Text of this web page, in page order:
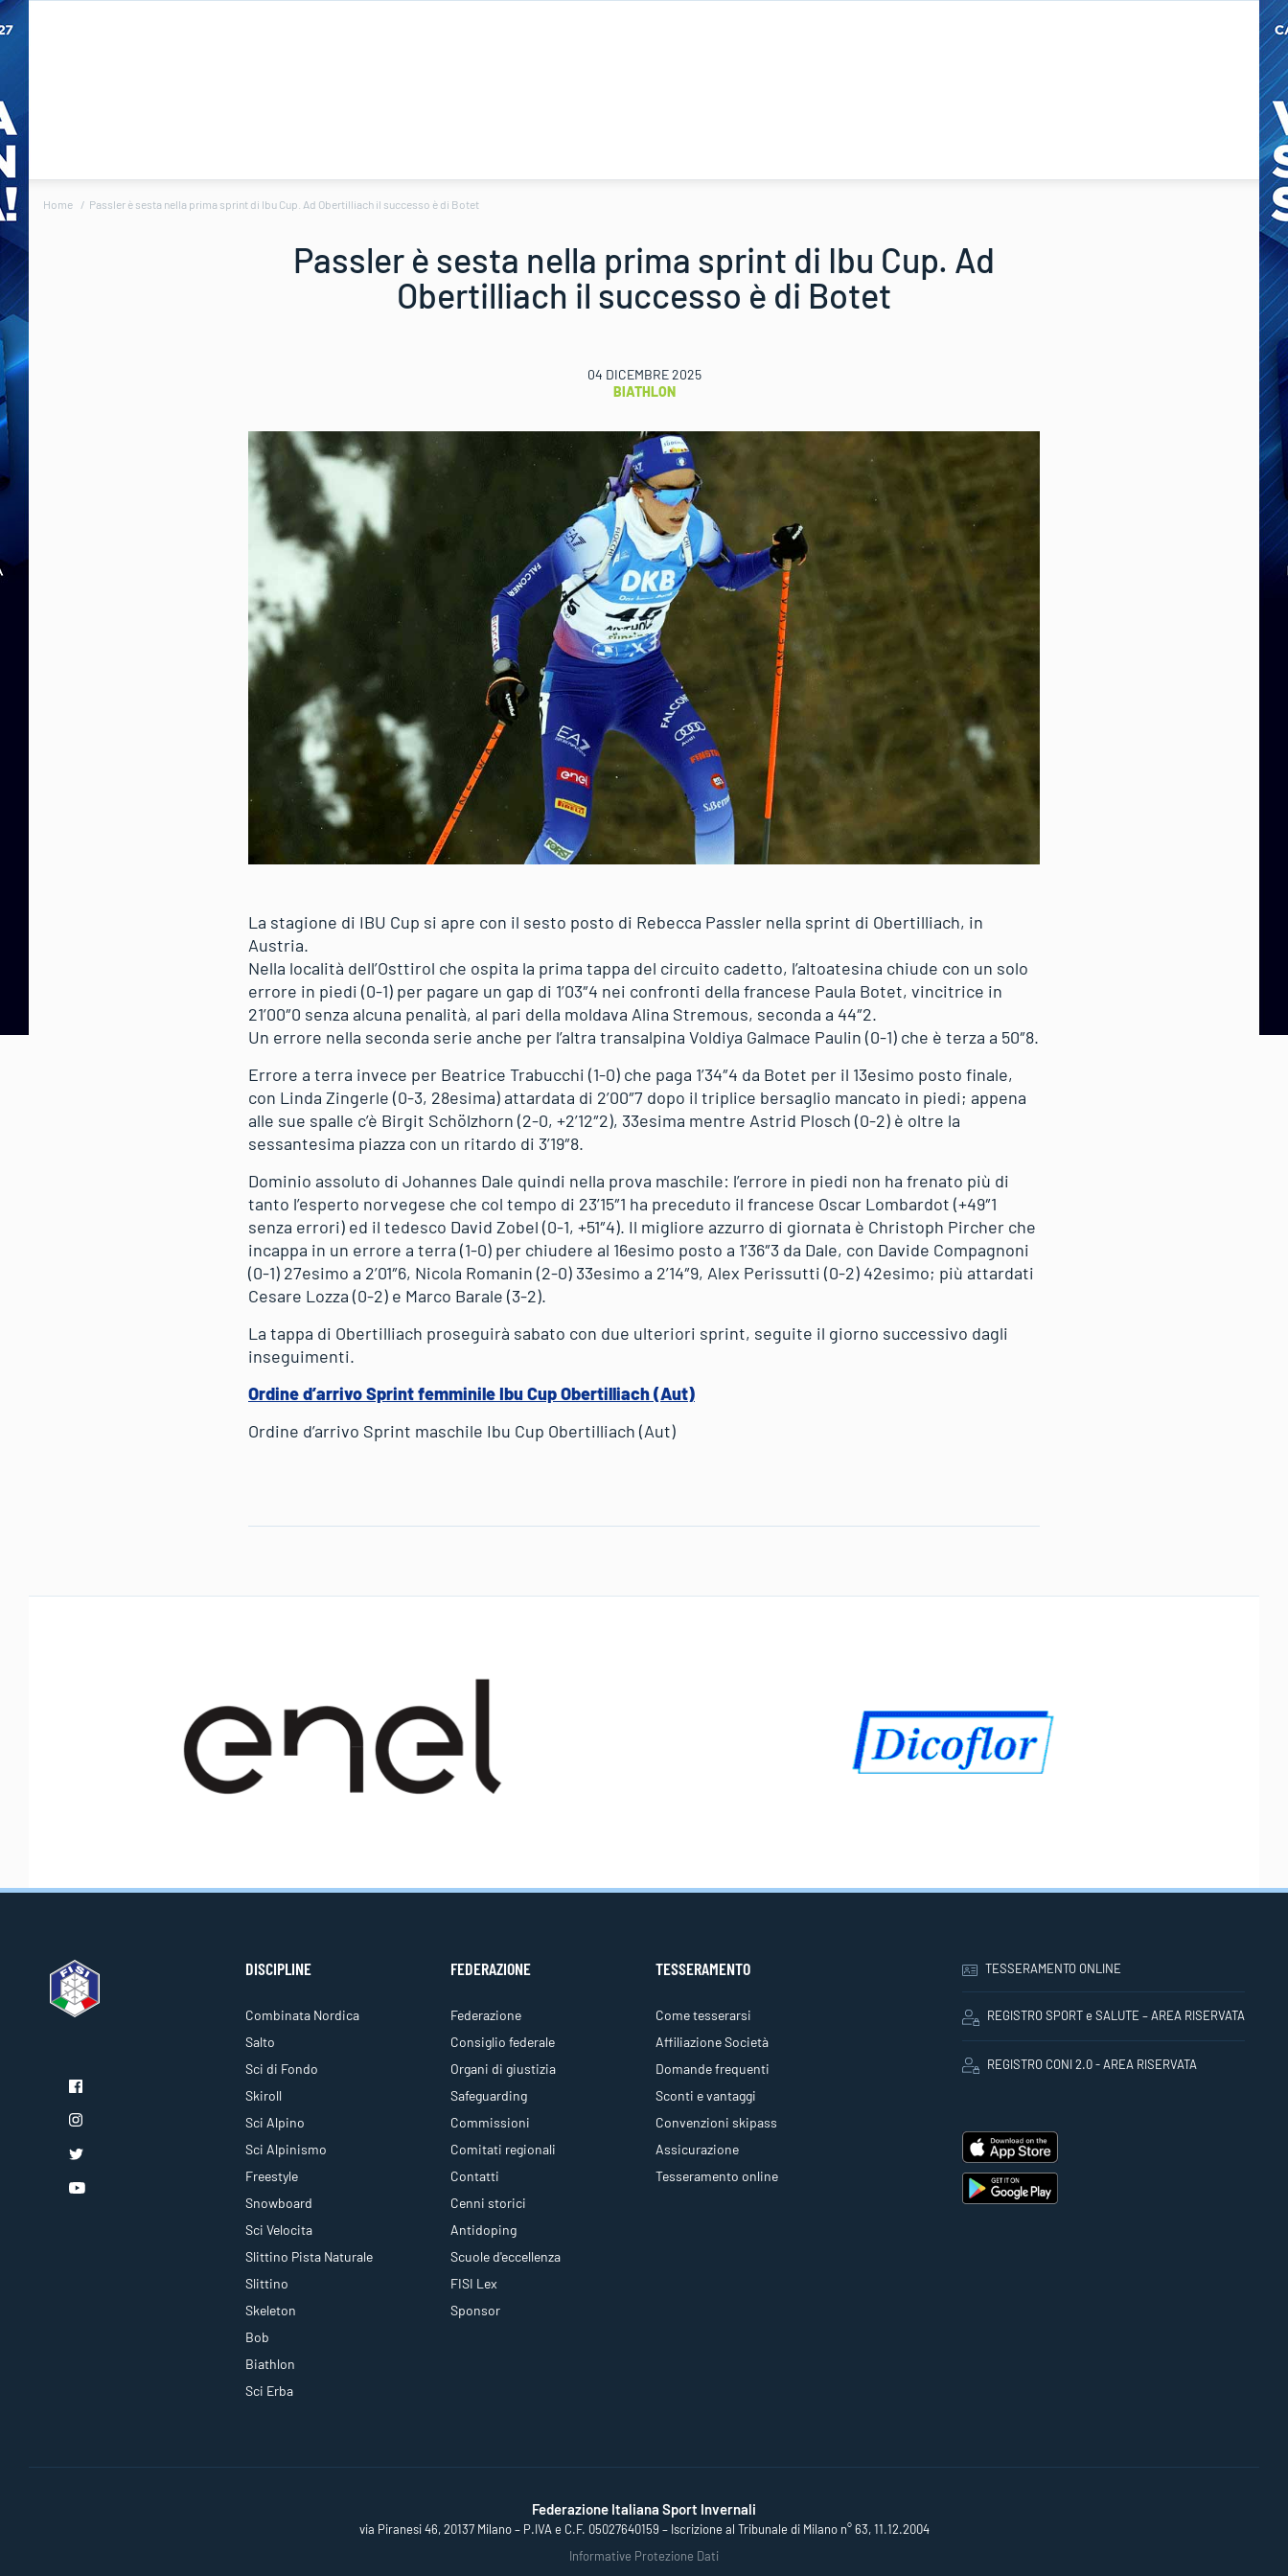
Home Passler è sesta nella prima sprint di Ibu Cup. Ad Obertilliach il successo è di Botet
Passler è sesta nella prima sprint di Ibu Cup. Ad
Obertilliach il successo è di Botet
04 DICEMBRE 2025
BIATHLON
La stagione di IBU Cup si apre con il sesto posto di Rebecca Passler nella sprint di Obertilliach, in
Austria.
Nella località dell’Osttirol che ospita la prima tappa del circuito cadetto, l’altoatesina chiude con un solo
errore in piedi (0-1) per pagare un gap di 1’03″4 nei confronti della francese Paula Botet, vincitrice in
21’00″0 senza alcuna penalità, al pari della moldava Alina Stremous, seconda a 44″2.
Un errore nella seconda serie anche per l’altra transalpina Voldiya Galmace Paulin (0-1) che è terza a 50″8.
Errore a terra invece per Beatrice Trabucchi (1-0) che paga 1’34″4 da Botet per il 13esimo posto finale,
con Linda Zingerle (0-3, 28esima) attardata di 2’00″7 dopo il triplice bersaglio mancato in piedi; appena
alle sue spalle c’è Birgit Schölzhorn (2-0, +2’12″2), 33esima mentre Astrid Plosch (0-2) è oltre la
sessantesima piazza con un ritardo di 3’19″8.
Dominio assoluto di Johannes Dale quindi nella prova maschile: l’errore in piedi non ha frenato più di
tanto l’esperto norvegese che col tempo di 23’15″1 ha preceduto il francese Oscar Lombardot (+49″1
senza errori) ed il tedesco David Zobel (0-1, +51″4). Il migliore azzurro di giornata è Christoph Pircher che
incappa in un errore a terra (1-0) per chiudere al 16esimo posto a 1’36″3 da Dale, con Davide Compagnoni
(0-1) 27esimo a 2’01″6, Nicola Romanin (2-0) 33esimo a 2’14″9, Alex Perissutti (0-2) 42esimo; più attardati
Cesare Lozza (0-2) e Marco Barale (3-2).
La tappa di Obertilliach proseguirà sabato con due ulteriori sprint, seguite il giorno successivo dagli
inseguimenti.
Ordine d’arrivo Sprint femminile Ibu Cup Obertilliach (Aut)
Ordine d’arrivo Sprint maschile Ibu Cup Obertilliach (Aut)
DISCIPLINE
Combinata Nordica
Salto
Sci di Fondo
Skiroll
Sci Alpino
Sci Alpinismo
Freestyle
Snowboard
Sci Velocita
Slittino Pista Naturale
Slittino
Skeleton
Bob
Biathlon
Sci Erba
FEDERAZIONE
Federazione
Consiglio federale
Organi di giustizia
Safeguarding
Commissioni
Comitati regionali
Contatti
Cenni storici
Antidoping
Scuole d'eccellenza
FISI Lex
Sponsor
TESSERAMENTO
Come tesserarsi
Affiliazione Società
Domande frequenti
Sconti e vantaggi
Convenzioni skipass
Assicurazione
Tesseramento online
TESSERAMENTO ONLINE
REGISTRO SPORT e SALUTE – AREA RISERVATA
REGISTRO CONI 2.0 - AREA RISERVATA
Federazione Italiana Sport Invernali
via Piranesi 46, 20137 Milano – P.IVA e C.F. 05027640159 – Iscrizione al Tribunale di Milano n° 63, 11.12.2004
Informative Protezione Dati